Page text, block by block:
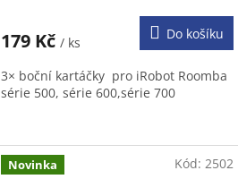
je
z
5
179 Kč / ks
Do košíku
3× boční kartáčky pro iRobot Roomba
série 500, série 600,série 700
Novinka Kód: 2502